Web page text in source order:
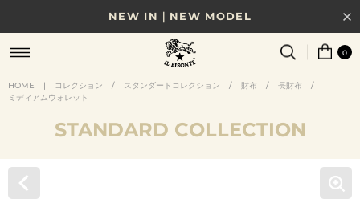
NEW IN｜NEW MODEL
8/17(月)10時まで｜税込11,000円以上で送料無料
贈る相手やシーンから選べる、新しいギフトガイド
0
HOME | コレクション / スタンダードコレクション / 財布 / 長財布
/
ミディアムウォレット
STANDARD COLLECTION